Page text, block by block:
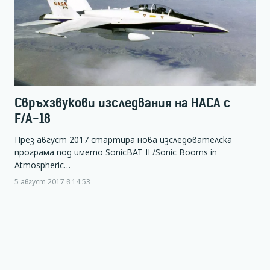
Свръхзвукови изследвания на НАСА с
F/A-18
През август 2017 стартира нова изследователска
програма под името SonicBAT II /Sonic Booms in
Atmospheric…
5 август 2017 в 14:53